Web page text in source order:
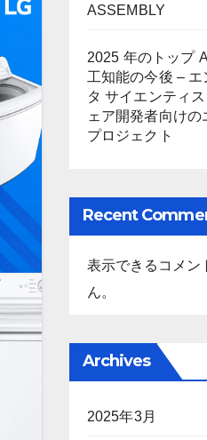
ASSEMBLY
2025 年のトップ
工知能の今後 –
タ サイエンティ
ェア開発者向けの
プロジェクト
Recent
表示できるコメン
ん。
Archives
2025年3月